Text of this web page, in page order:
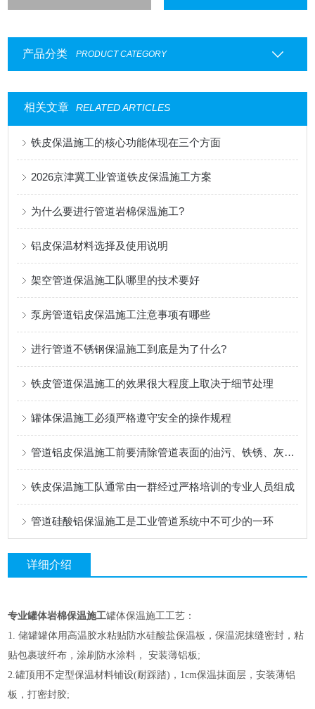
产品分类 PRODUCT CATEGORY
相关文章 RELATED ARTICLES
铁皮保温施工的核心功能体现在三个方面
2026京津冀工业管道铁皮保温施工方案
为什么要进行管道岩棉保温施工?
铝皮保温材料选择及使用说明
架空管道保温施工队哪里的技术要好
泵房管道铝皮保温施工注意事项有哪些
进行管道不锈钢保温施工到底是为了什么?
铁皮管道保温施工的效果很大程度上取决于细节处理
罐体保温施工必须严格遵守安全的操作规程
管道铝皮保温施工前要清除管道表面的油污、铁锈、灰尘等杂物
铁皮保温施工队通常由一群经过严格培训的专业人员组成
管道硅酸铝保温施工是工业管道系统中不可少的一环
详细介绍
专业罐体岩棉保温施工罐体保温施工工艺：
1. 储罐罐体用高温胶水粘贴防水硅酸盐保温板，保温泥抹缝密封，粘
贴包裹玻纤布，涂刷防水涂料， 安装薄铝板;
2.罐顶用不定型保温材料铺设(耐踩踏)，1cm保温抹面层，安装薄铝
板，打密封胶;